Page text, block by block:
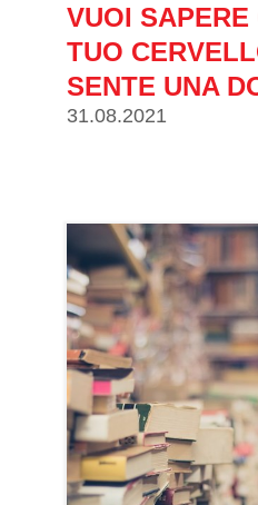
VUOI SAPERE
TUO
SENTE UNA
31.08.2021